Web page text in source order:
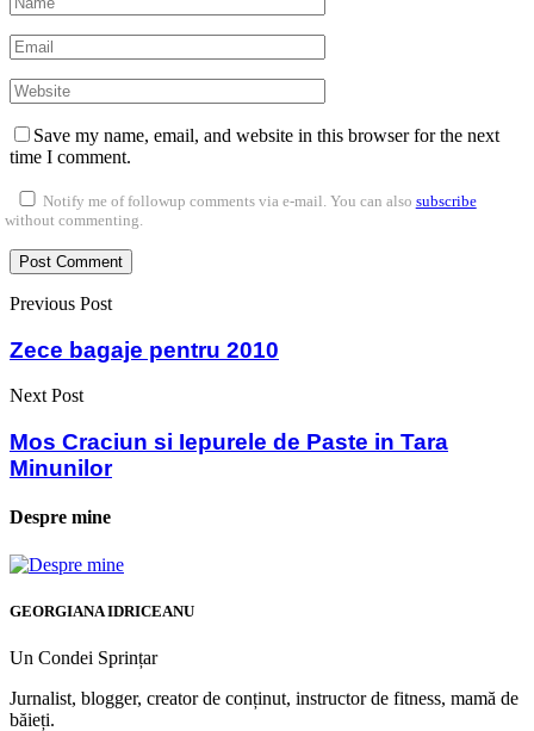
Save my name, email, and website in this browser for the next
time I comment.
Notify me of followup comments via e-mail. You can also subscribe
without commenting.
Previous Post
Zece bagaje pentru 2010
Next Post
Mos Craciun si Iepurele de Paste in Tara
Minunilor
Despre mine
GEORGIANA IDRICEANU
Un Condei Sprințar
Jurnalist, blogger, creator de conținut, instructor de fitness, mamă de
băieți.